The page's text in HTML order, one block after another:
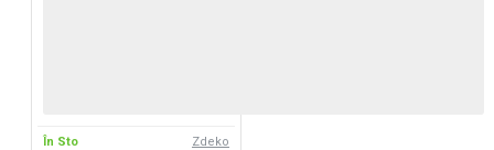
În Sto Zdeko